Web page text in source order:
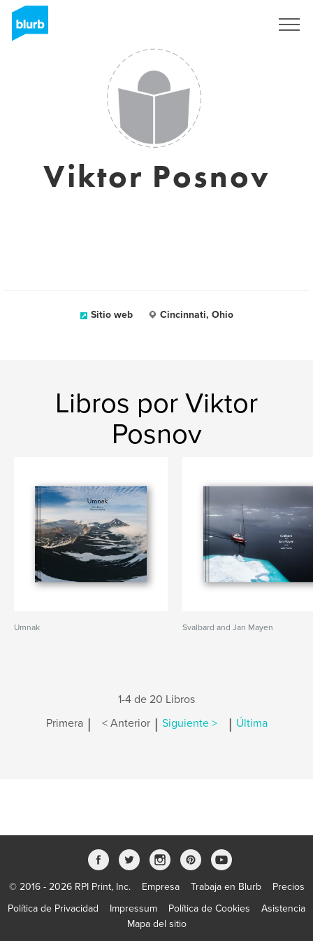
Viktor Posnov
Sitio web Cincinnati, Ohio
Libros por Viktor
Posnov
Umnak Svalbard and Jan Mayen
1-4 de 20 Libros
Primera | < Anterior | Siguiente > | Última
© 2016 - 2026 RPI Print, Inc. Empresa Trabaja en Blurb
Precios
Política de Privacidad
Impressum Política de Cookies
Asistencia
Mapa del sitio